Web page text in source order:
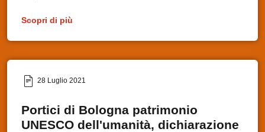
Scopri di più
28 Luglio 2021
Portici di Bologna patrimonio
UNESCO dell'umanità, dichiarazione